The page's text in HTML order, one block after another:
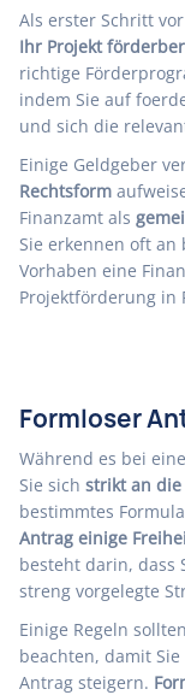
Als erster Schritt
Ihr Projekt
richtige
indem Sie auf
und sich die
Einige Geldgeber
Rechtsform
Finanzamt als
Sie erkennen oft
Vorhaben eine
Projektförderung in
Formloser
Während es bei
Sie sich strikt an die
bestimmtes
Antrag einige
besteht darin, dass
streng vorgelegte
Einige Regeln
beachten, damit
Antrag steigern.